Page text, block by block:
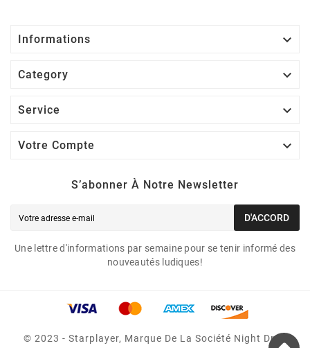
Informations 
Category 
Service 
Votre Compte 
S’abonner À Notre Newsletter
D'ACCORD
Une lettre d'informations par semaine pour se tenir informé des
nouveautés ludiques!
© 2023 - Starplayer, Marque De La Société Night Drop